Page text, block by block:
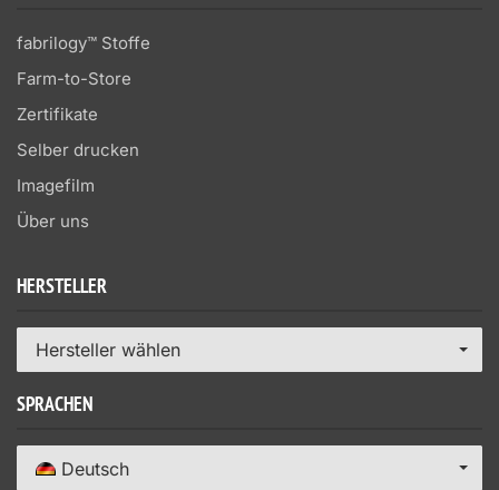
fabrilogy™ Stoffe
Farm-to-Store
Zertifikate
Selber drucken
Imagefilm
Über uns
HERSTELLER
Hersteller wählen
SPRACHEN
Deutsch